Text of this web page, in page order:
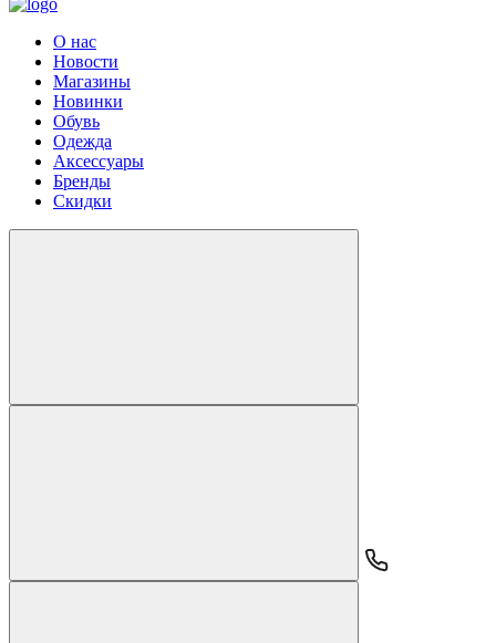
О нас
Новости
Магазины
Новинки
Обувь
Одежда
Аксессуары
Бренды
Скидки